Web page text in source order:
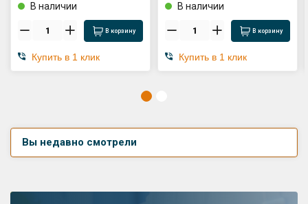
В наличии
В корзину
Купить в 1 клик
В наличии
В корзину
Купить в 1 клик
Вы недавно смотрели